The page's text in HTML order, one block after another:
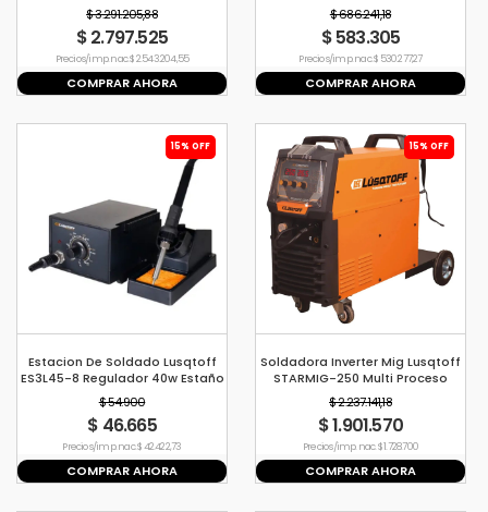
$ 3.291.205,88
$ 2.797.525
Precio s/imp. nac. $ 2.543.204,55
COMPRAR AHORA
$ 686.241,18
$ 583.305
Precio s/imp. nac. $ 530.277,27
COMPRAR AHORA
15% OFF
Estacion De Soldado Lusqtoff
ES3L45-8 Regulador 40w Estaño
Fina Cautín
$ 54.900
$ 46.665
Precio s/imp. nac. $ 42.422,73
COMPRAR AHORA
15% OFF
Soldadora Inverter Mig Lusqtoff
STARMIG-250 Multi Proceso
$ 2.237.141,18
$ 1.901.570
Precio s/imp. nac. $ 1.728.700
COMPRAR AHORA